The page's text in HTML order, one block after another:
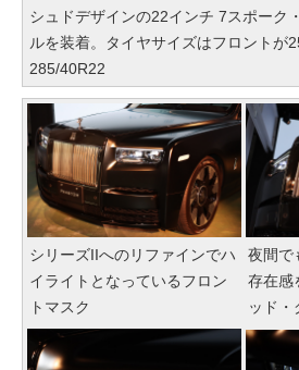
シュドデザインの22インチ 7スポーク
ルを装着。タイヤサイズはフロントが
285/40R22
シリーズIIへのリファインでハ
イライトとなっているフロン
トマスク
夜間で
存在感
ッド・